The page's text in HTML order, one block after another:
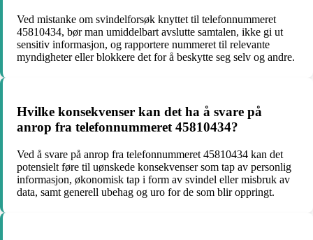
Ved mistanke om svindelforsøk knyttet til telefonnummeret
45810434, bør man umiddelbart avslutte samtalen, ikke gi ut
sensitiv informasjon, og rapportere nummeret til relevante
myndigheter eller blokkere det for å beskytte seg selv og andre.
Hvilke konsekvenser kan det ha å svare på
anrop fra telefonnummeret 45810434?
Ved å svare på anrop fra telefonnummeret 45810434 kan det
potensielt føre til uønskede konsekvenser som tap av personlig
informasjon, økonomisk tap i form av svindel eller misbruk av
data, samt generell ubehag og uro for de som blir oppringt.